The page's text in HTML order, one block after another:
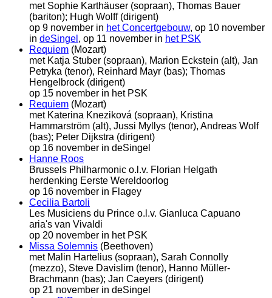
met Sophie Karthäuser (sopraan), Thomas Bauer
(bariton); Hugh Wolff (dirigent)
op 9 november in het Concertgebouw, op 10 november
in deSingel , op 11 november in het PSK
Requiem (Mozart)
met Katja Stuber (sopraan), Marion Eckstein (alt), Jan
Petryka (tenor), Reinhard Mayr (bas); Thomas
Hengelbrock (dirigent)
op 15 november in het PSK
Requiem (Mozart)
met Katerina Kneziková (sopraan), Kristina
Hammarström (alt), Jussi Myllys (tenor), Andreas Wolf
(bas); Peter Dijkstra (dirigent)
op 16 november in deSingel
Hanne Roos
Brussels Philharmonic o.l.v. Florian Helgath
herdenking Eerste Wereldoorlog
op 16 november in Flagey
Cecilia Bartoli
Les Musiciens du Prince o.l.v. Gianluca Capuano
aria's van Vivaldi
op 20 november in het PSK
Missa Solemnis (Beethoven)
met Malin Hartelius (sopraan), Sarah Connolly
(mezzo), Steve Davislim (tenor), Hanno Müller-
Brachmann (bas); Jan Caeyers (dirigent)
op 21 november in deSingel